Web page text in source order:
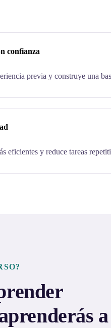
confianza
previa y construye una
eficientes y reduce tareas
a